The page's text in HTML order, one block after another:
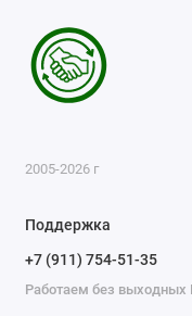
2005-2026 г
Поддержка
+7 (911) 754-51-35
Работаем без выходных